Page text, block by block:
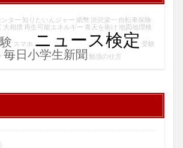
ター 知りたいんジャー 紙幣 渋沢栄一 自転車保険
大相撲 再生可能エネルギー 青天を衝け 地図地理検
スマホ ニュース検定 受験
毎日小学生新聞 勉強の仕方